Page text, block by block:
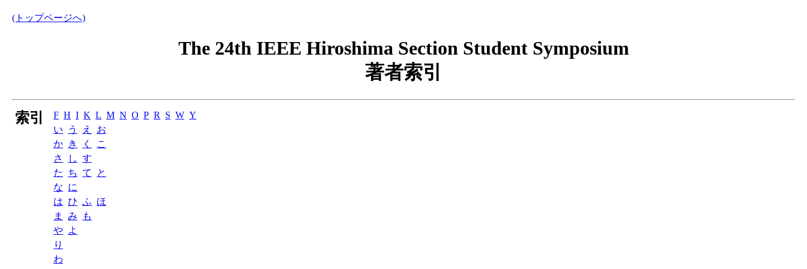
(トップページへ)
The 24th IEEE Hiroshima Section Student Symposium
著者索引
索引 F H I K L M N O P R S W Y
い
う え
お
か き く
こ
さ
し す
た
ち て
と
な に
は ひ ふ ほ
ま
み
も
や よ
り
わ